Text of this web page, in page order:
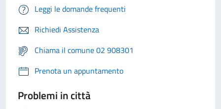
Leggi le domande frequenti
Richiedi Assistenza
Chiama il comune 02 908301
Prenota un appuntamento
Problemi in città